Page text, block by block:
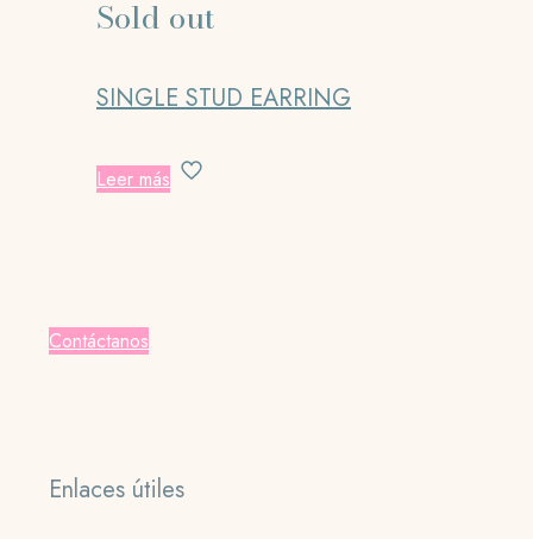
Sold out
SINGLE STUD EARRING
Leer más
Contáctanos
Enlaces útiles